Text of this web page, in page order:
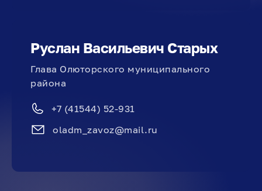
Руслан Васильевич Старых
Глава Олюторского муниципального
района
+7 (41544) 52-931
oladm_zavoz@mail.ru